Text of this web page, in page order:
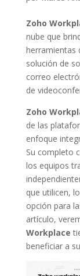
Zoho
nube que
herramientas
solución de
correo
de
Zoho
de las
enfoque
Su completo
los equipos
que utilicen,
opción para
artículo,
Workplace
beneficiar a